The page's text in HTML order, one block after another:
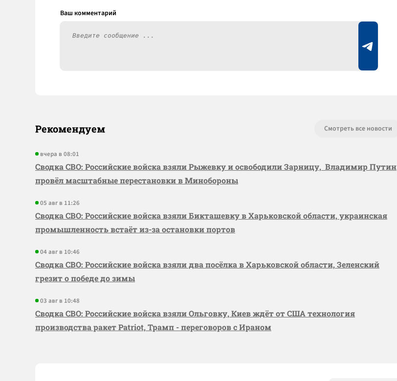
Рекомендуем Смотреть все новости
вчера в 08:01
Сводка СВО: Российские войска взяли Рыжевку и освободили Зарницу, Владимир Путин
провёл масштабные перестановки в Минобороны
05 авг в 11:26
Сводка СВО: Российские войска взяли Бикташевку в Харьковской области, украинская
промышленность встаёт из-за остановки портов
04 авг в 10:46
Сводка СВО: Российские войска взяли два посёлка в Харьковской области, Зеленский
грезит о победе до зимы
03 авг в 10:48
Сводка СВО: Российские войска взяли Ольговку, Киев ждёт от США технология
производства ракет Patriot, Трамп - переговоров с Ираном